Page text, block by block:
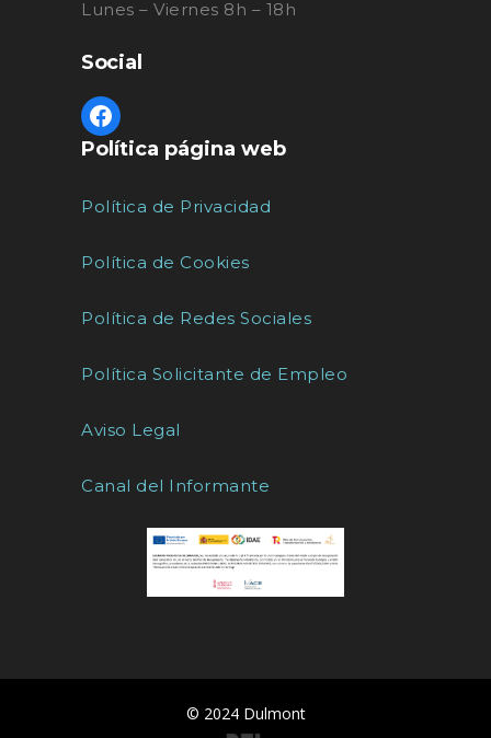
Lunes – Viernes 8h – 18h
Social
Política página web
Política de Privacidad
Política de Cookies
Política de Redes Sociales
Política Solicitante de Empleo
Aviso Legal
Canal del Informante
© 2024 Dulmont